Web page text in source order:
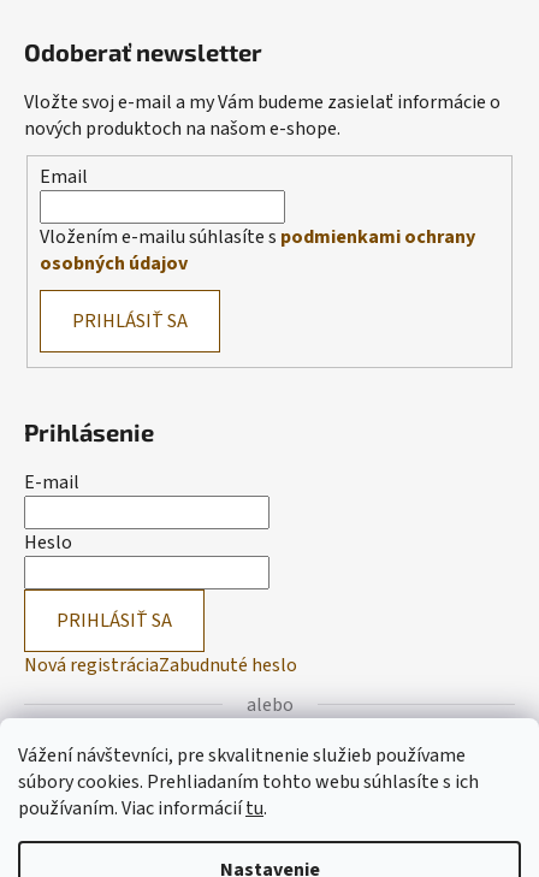
Vážení návštevníci, pre skvalitnenie služieb používame
súbory cookies. Prehliadaním tohto webu súhlasíte s ich
používaním.Viac informáciítu.
Nastavenie
Odoberať newsletter
Vložte svoj e-mail a my Vám budeme zasielať informácie o
nových produktoch na našom e-shope.
Email
Vložením e-mailu súhlasíte s podmienkami ochrany
osobných údajov
PRIHLÁSIŤ SA
Prihlásenie
E-mail
Heslo
PRIHLÁSIŤ SA
Nová registráciaZabudnuté heslo
alebo
Prihlásiť sa cez Facebook
Prihlásiť sa cez Google